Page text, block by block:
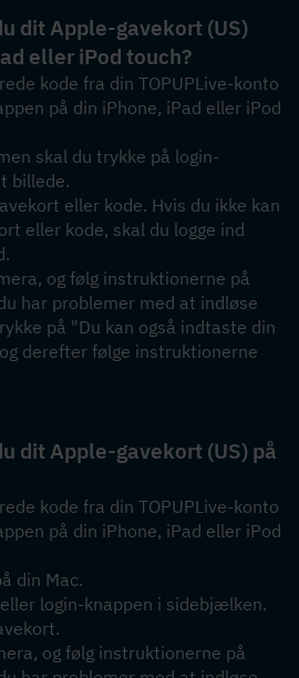
dit Apple-gavekort (US)
eller iPod touch?
kode fra din TOPUPLive-konto
på din iPhone, iPad eller iPod
skal du trykke på login-
billede.
eller kode. Hvis du ikke kan
eller kode, skal du logge ind
og følg instruktionerne på
har problemer med at indløse
på "Du kan også indtaste din
derefter følge instruktionerne
dit Apple-gavekort (US) på
kode fra din TOPUPLive-konto
på din iPhone, iPad eller iPod
din Mac.
login-knappen i sidebjælken.
og følg instruktionerne på